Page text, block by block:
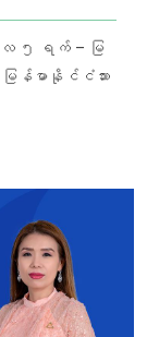
၅ ရက် – မြ
ြန်မာနိုင်ငံသား
ပို့နိုင်ရန်အတွက်
ေညာအပ်
TrueMoney
ာနိုင်ငံတစ်ဝန်း
ခြုံ၊ စိတ်ချ၊
ပါသည်။ ငွေ
င်ငံသားစိစစ်